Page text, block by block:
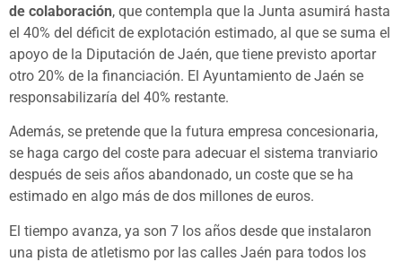
de colaboración, que contempla que la Junta asumirá hasta
el 40% del déficit de explotación estimado, al que se suma el
apoyo de la Diputación de Jaén, que tiene previsto aportar
otro 20% de la financiación. El Ayuntamiento de Jaén se
responsabilizaría del 40% restante.
Además, se pretende que la futura empresa concesionaria,
se haga cargo del coste para adecuar el sistema tranviario
después de seis años abandonado, un coste que se ha
estimado en algo más de dos millones de euros.
El tiempo avanza, ya son 7 los años desde que instalaron
una pista de atletismo por las calles Jaén para todos los